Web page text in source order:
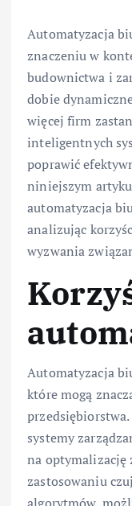
Automatyzacja
znaczeniu w
budownictwa i
dobie
więcej firm
inteligentnych
poprawić
niniejszym
automatyzacja
analizując
wyzwania
Automatyzacja
które mogą
systemy
na optymalizację
zastosowaniu